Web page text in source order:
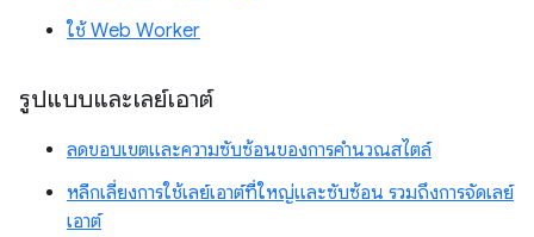
ใช้ Web Worker
รูปแบบและเลย์เอาต์
ลดขอบเขตและความซับซ้อนของการคำนวณสไตล์
หลีกเลี่ยงการใช้เลย์เอาต์ที่ใหญ่และซับซ้อน รวมถึงการจัดเลย์
เอาต์